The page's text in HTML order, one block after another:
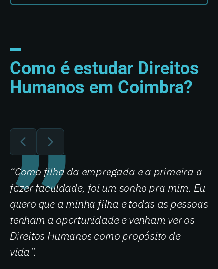
Como é estudar Direitos
Humanos em Coimbra?
“Como filha da empregada e a primeira a
fazer faculdade, foi um sonho pra mim. Eu
quero que a minha filha e todas as pessoas
tenham a oportunidade e venham ver os
Direitos Humanos como propósito de
vida”.